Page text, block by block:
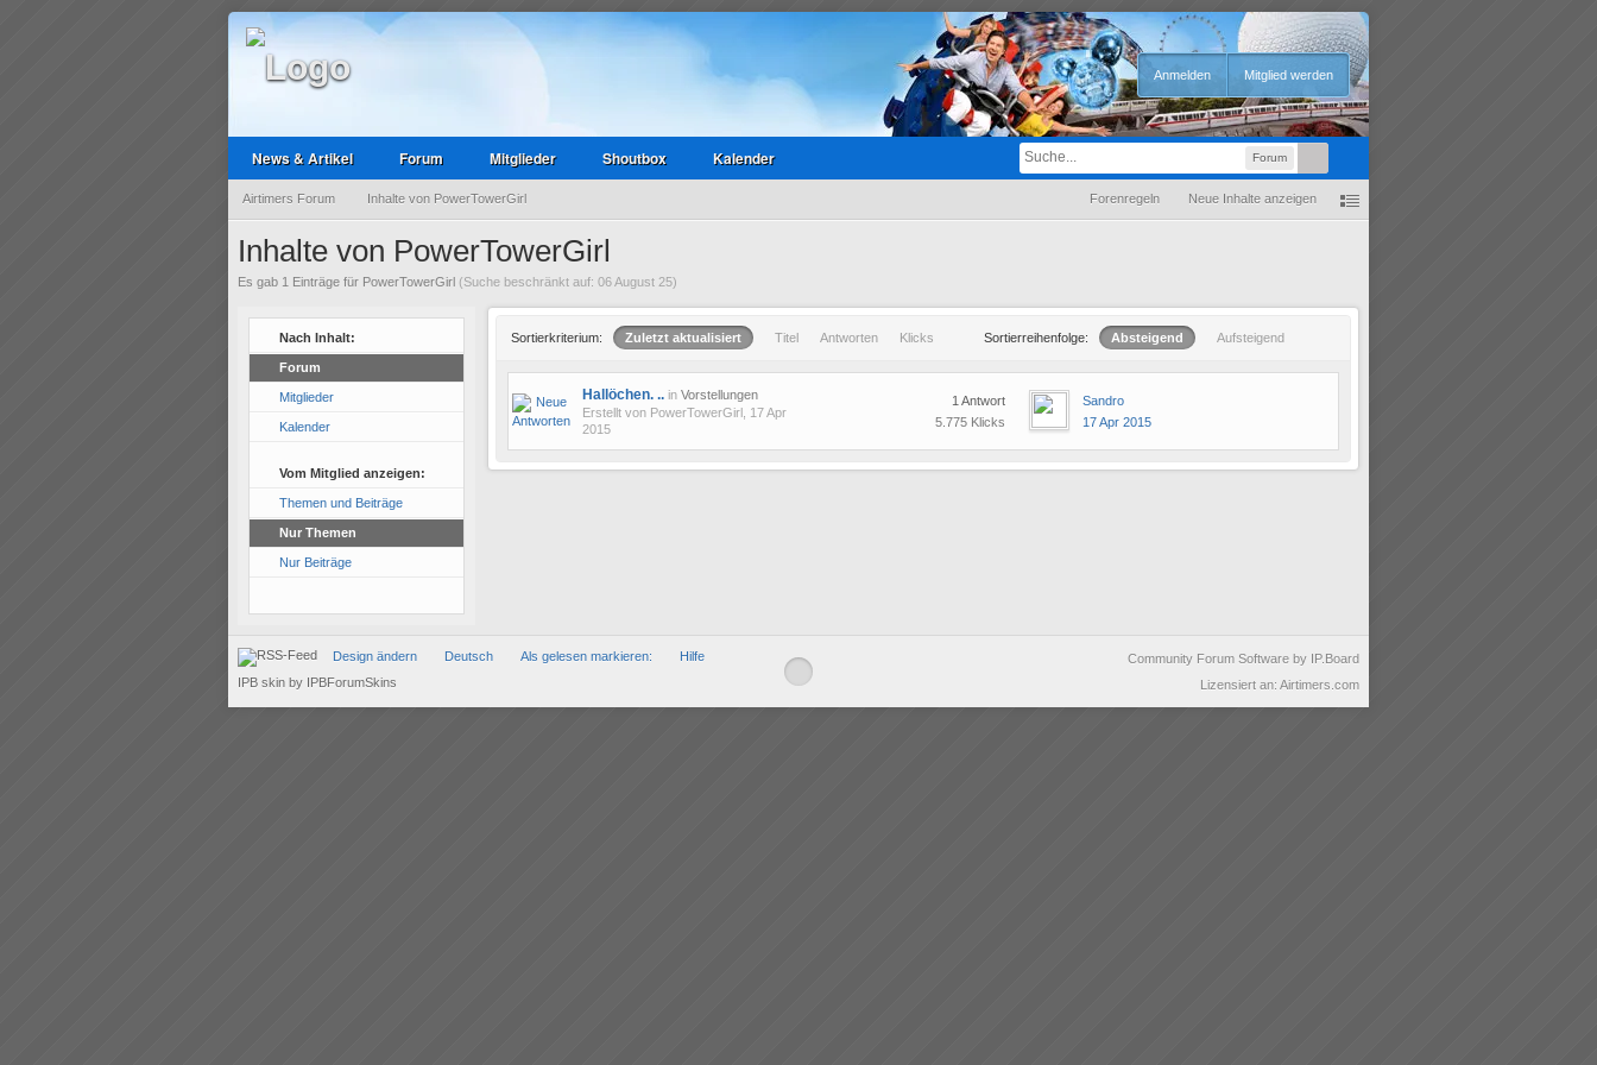
Anmelden Mitglied werden
Forum
News & Artikel Forum Mitglieder Shoutbox Kalender
Airtimers Forum Inhalte von PowerTowerGirl Forenregeln Neue Inhalte anzeigen
Inhalte von PowerTowerGirl
Es gab 1 Einträge für PowerTowerGirl (Suche beschränkt auf: 06 August 25)
Nach Inhalt:
Forum
Mitglieder
Kalender
Vom Mitglied anzeigen:
Themen und Beiträge
Nur Themen
Nur Beiträge
Sortierkriterium: Zuletzt aktualisiert Titel Antworten Klicks Sortierreihenfolge: Absteigend Aufsteigend
Hallöchen. .. in Vorstellungen
Erstellt von PowerTowerGirl , 17 Apr
2015
1 Antwort
5.775 Klicks
Sandro
17 Apr 2015
Design ändern Deutsch Als gelesen markieren: Hilfe
Community Forum Software by IP.Board
Lizensiert an: Airtimers.com
IPB skin by IPBForumSkins